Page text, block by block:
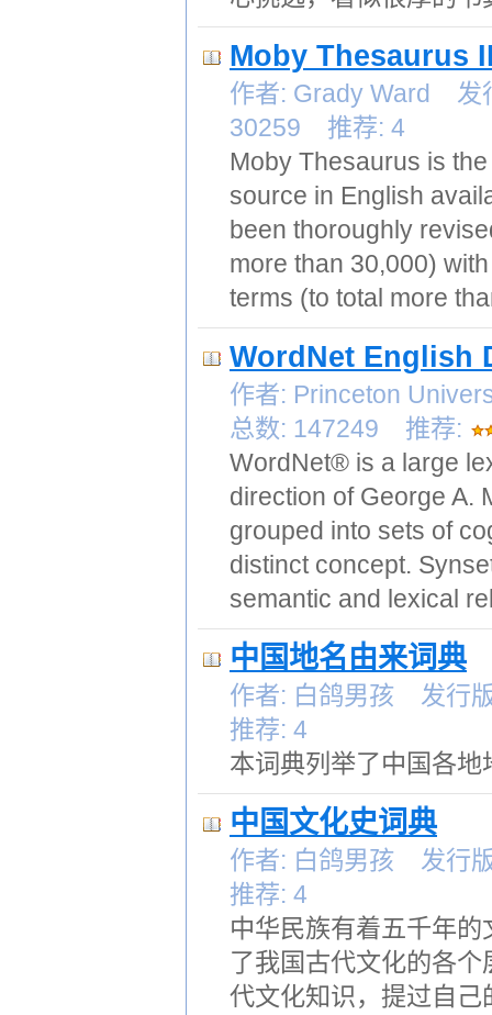
Moby Thesaurus
作者: Grady Ward
30259 推荐: 4
Moby Thesaurus is
source in English
been thoroughly
more than 30,000)
terms (to total more
WordNet English
作者: Princeton
总数: 147249 推荐:
WordNet® is a large
direction of George A.
grouped into sets of
distinct concept.
semantic and lexical
中国地名由来词典
作者: 白鸽男孩 发行
推荐: 4
本词典列举了中国各地
中国文化史词典
作者: 白鸽男孩 发行
推荐: 4
中华民族有着五千年
了我国古代文化的各
代文化知识，提过自己